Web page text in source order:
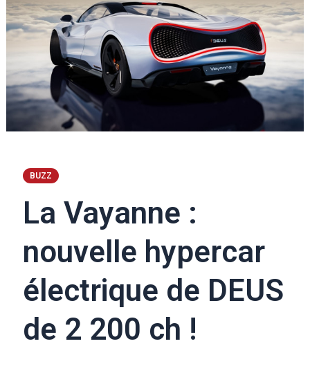
BUZZ
La Vayanne :
nouvelle hypercar
électrique de DEUS
de 2 200 ch !